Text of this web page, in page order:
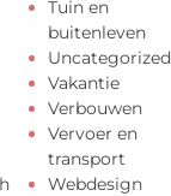
Tuin en
buitenleven
Uncategorized
Vakantie
Verbouwen
Vervoer en
transport
Webdesign